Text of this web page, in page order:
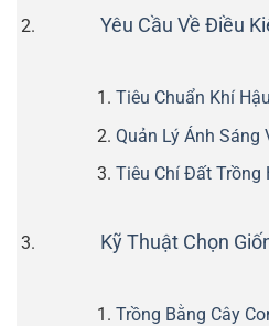
Yêu Cầu Về Điều
Tiêu Chuẩn Khí
Quản Lý Ánh Sáng
Tiêu Chí Đất Trồng
Kỹ Thuật Chọn
Trồng Bằng Cây